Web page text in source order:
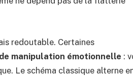
redoutable. Certaines
manipulation émotionnelle :
Le schéma classique alterne